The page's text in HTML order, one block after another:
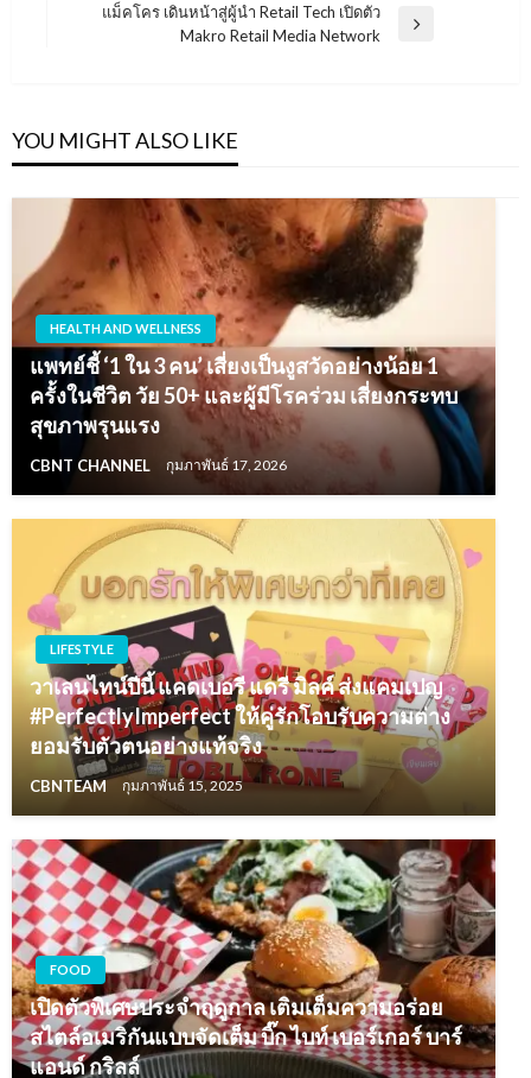
แม็คโคร เดินหน้าสู่ผู้นำ Retail Tech เปิดตัว
Makro Retail Media Network
YOU MIGHT ALSO LIKE
HEALTH AND WELLNESS
แพทย์ชี้ ‘1 ใน 3 คน’ เสี่ยงเป็นงูสวัดอย่างน้อย 1
ครั้งในชีวิต วัย 50+ และผู้มีโรคร่วม เสี่ยงกระทบ
สุขภาพรุนแรง
CBNT CHANNEL กุมภาพันธ์ 17, 2026
LIFESTYLE
วาเลนไทน์ปีนี้ แคดเบอรี แดรี มิลค์ ส่งแคมเปญ
#PerfectlyImperfect ให้คู่รักโอบรับความต่าง
ยอมรับตัวตนอย่างแท้จริง
CBNTEAM กุมภาพันธ์ 15, 2025
FOOD
เปิดตัวพิเศษประจำฤดูกาล เติมเต็มความอร่อย
สไตล์อเมริกันแบบจัดเต็ม บิ๊ก ไบท์ เบอร์เกอร์ บาร์
แอนด์ กริลล์